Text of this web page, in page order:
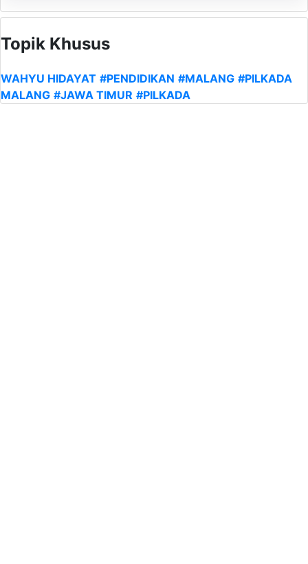
Topik Khusus
WAHYU HIDAYAT #PENDIDIKAN #MALANG #PILKADA
MALANG #JAWA TIMUR #PILKADA